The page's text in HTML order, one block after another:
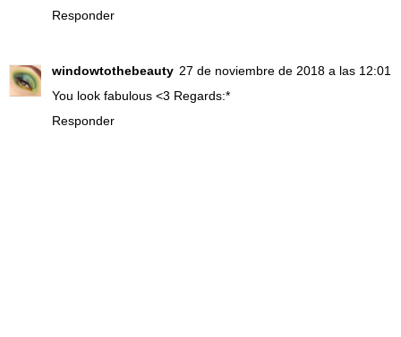
Responder
windowtothebeauty 27 de noviembre de 2018 a las 12:01
You look fabulous <3 Regards:*
Responder